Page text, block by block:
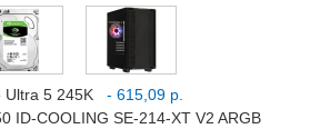
Ultra 5 245K
- 615,09 р.
ID-COOLING SE-214-XT V2 ARGB